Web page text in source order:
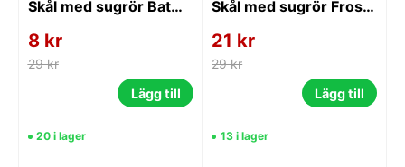
Skål med sugrör Batman
8 kr
29 kr
Lägg till
Skål med sugrör Frost/Frozen
21 kr
29 kr
Lägg till
20 i lager 13 i lager